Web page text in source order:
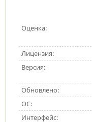
Оценка:
Лицензия:
Версия:
Обновлено:
ОС:
Интерфейс: